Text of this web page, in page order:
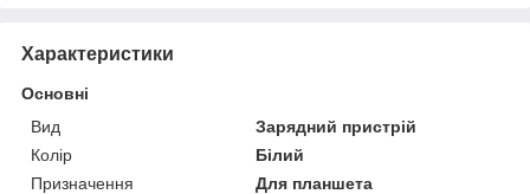
Характеристики
Основні
Вид
Зарядний пристрій
Колір
Білий
Призначення
Для планшета